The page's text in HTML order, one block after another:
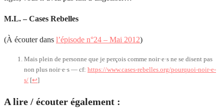
M.L. – Cases Rebelles
(À écouter dans l’épisode n°24 – Mai 2012)
Mais plein de personne que je perçois comme noir·e·s ne se disent pas
non plus noir·e·s — cf: https://www.cases-rebelles.org/pourquoi-noir-e-
s/ [↩]
A lire / écouter également :